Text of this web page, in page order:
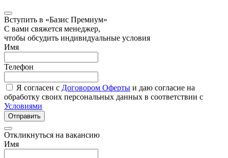
Вступить в «Базис Премиум»
С вами свяжется менеджер,
чтобы обсудить индивидуальные условия
Имя
Телефон
Я согласен с Договором Оферты и даю согласие на
обработку своих персональных данных в соответствии с
Условиями
Отправить
Откликнуться на вакансию
Имя